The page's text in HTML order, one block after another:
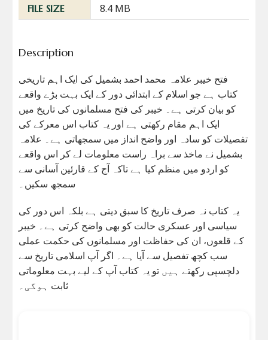
FILE SIZE 8.4 MB
Description
فتح خیبر علامہ محمد احمد بشمیل کی ایک اہم تاریخی
کتاب ہے جو اسلام کے ابتدائی دور کے ایک بہت بڑے واقعے
کو بیان کرتی ہے۔ خیبر کی فتح مسلمانوں کی تاریخ میں
ایک اہم مقام رکھتی ہے اور یہ کتاب اس معرکے کی
تفصیلات کو سادہ اور واضح انداز میں سمجھاتی ہے۔ علامہ
بشمیل نے ماخذ سے براہ راست معلومات لے کر اس واقعے
کو اردو میں منظم کیا ہے تاکہ آج کے قارئین آسانی سے
سمجھ سکیں۔
یہ کتاب نہ صرف تاریخ کا سبق دیتی ہے بلکہ اس دور کی
سیاسی اور عسکری حالت کو بھی واضح کرتی ہے۔ خیبر
کے قلعوں، ان کی حفاظت اور مسلمانوں کی حکمت عملی
سب کچھ تفصیل سے آیا ہے۔ اگر آپ اسلامی تاریخ سے
دلچسپی رکھتے ہیں تو یہ کتاب آپ کے لیے بہت معلوماتی
ثابت ہوگی۔